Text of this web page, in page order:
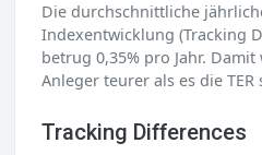
Die durchschnittliche
Indexentwicklung (Tracking
betrug 0,35% pro Jahr. Damit
Anleger teurer als es die
Tracking Differences